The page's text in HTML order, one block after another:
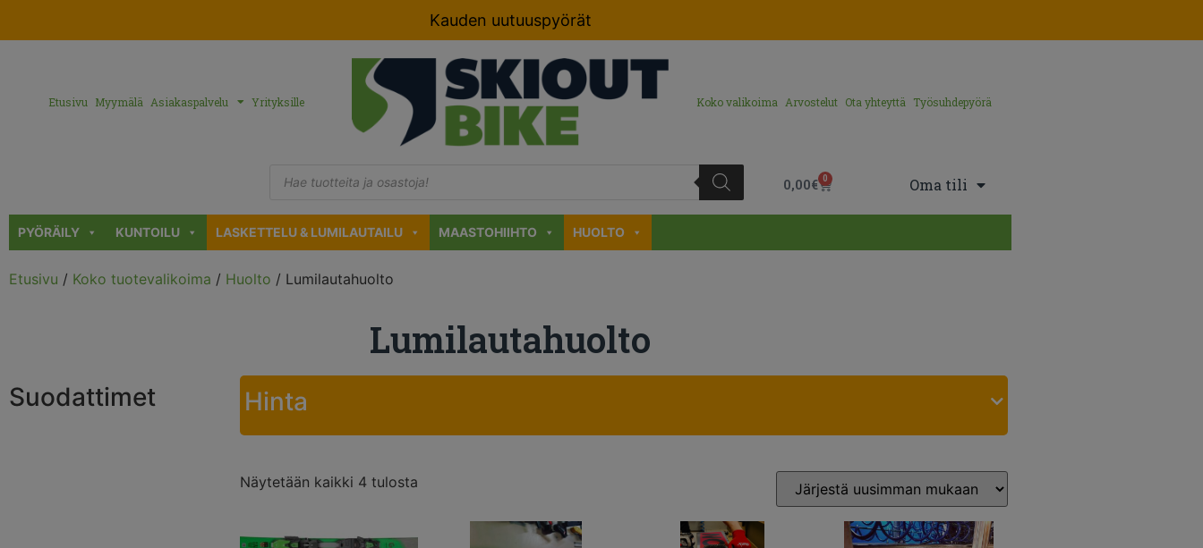
Kauden uutuuspyörät
Etusivu Myymälä Asiakaspalvelu Yrityksille Koko valikoima Arvostelut Ota yhteyttä Työsuhdepyörä
0,00€ 0 Oma tili
PYÖRÄILY KUNTOILU LASKETTELU & LUMILAUTAILU MAASTOHIIHTO HUOLTO
Etusivu / Koko tuotevalikoima / Huolto / Lumilautahuolto
Lumilautahuolto
Suodattimet Hinta
Näytetään kaikki 4 tulosta